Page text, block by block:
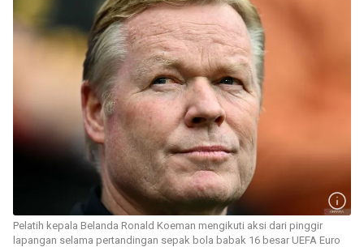
Pelatih kepala Belanda Ronald Koeman mengikuti aksi dari pinggir
lapangan selama pertandingan sepak bola babak 16 besar UEFA Euro